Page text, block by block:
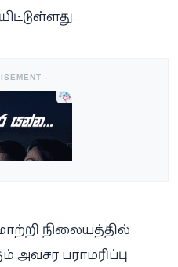
-
நிலையத்தில்
பராமரிப்பு